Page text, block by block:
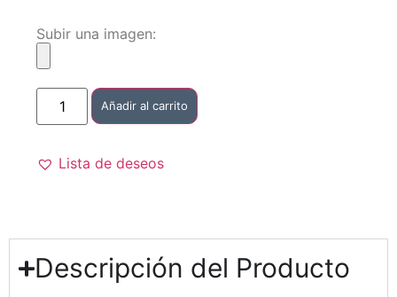
Subir una imagen:
Añadir al carrito
Lista de deseos
Descripción del Producto